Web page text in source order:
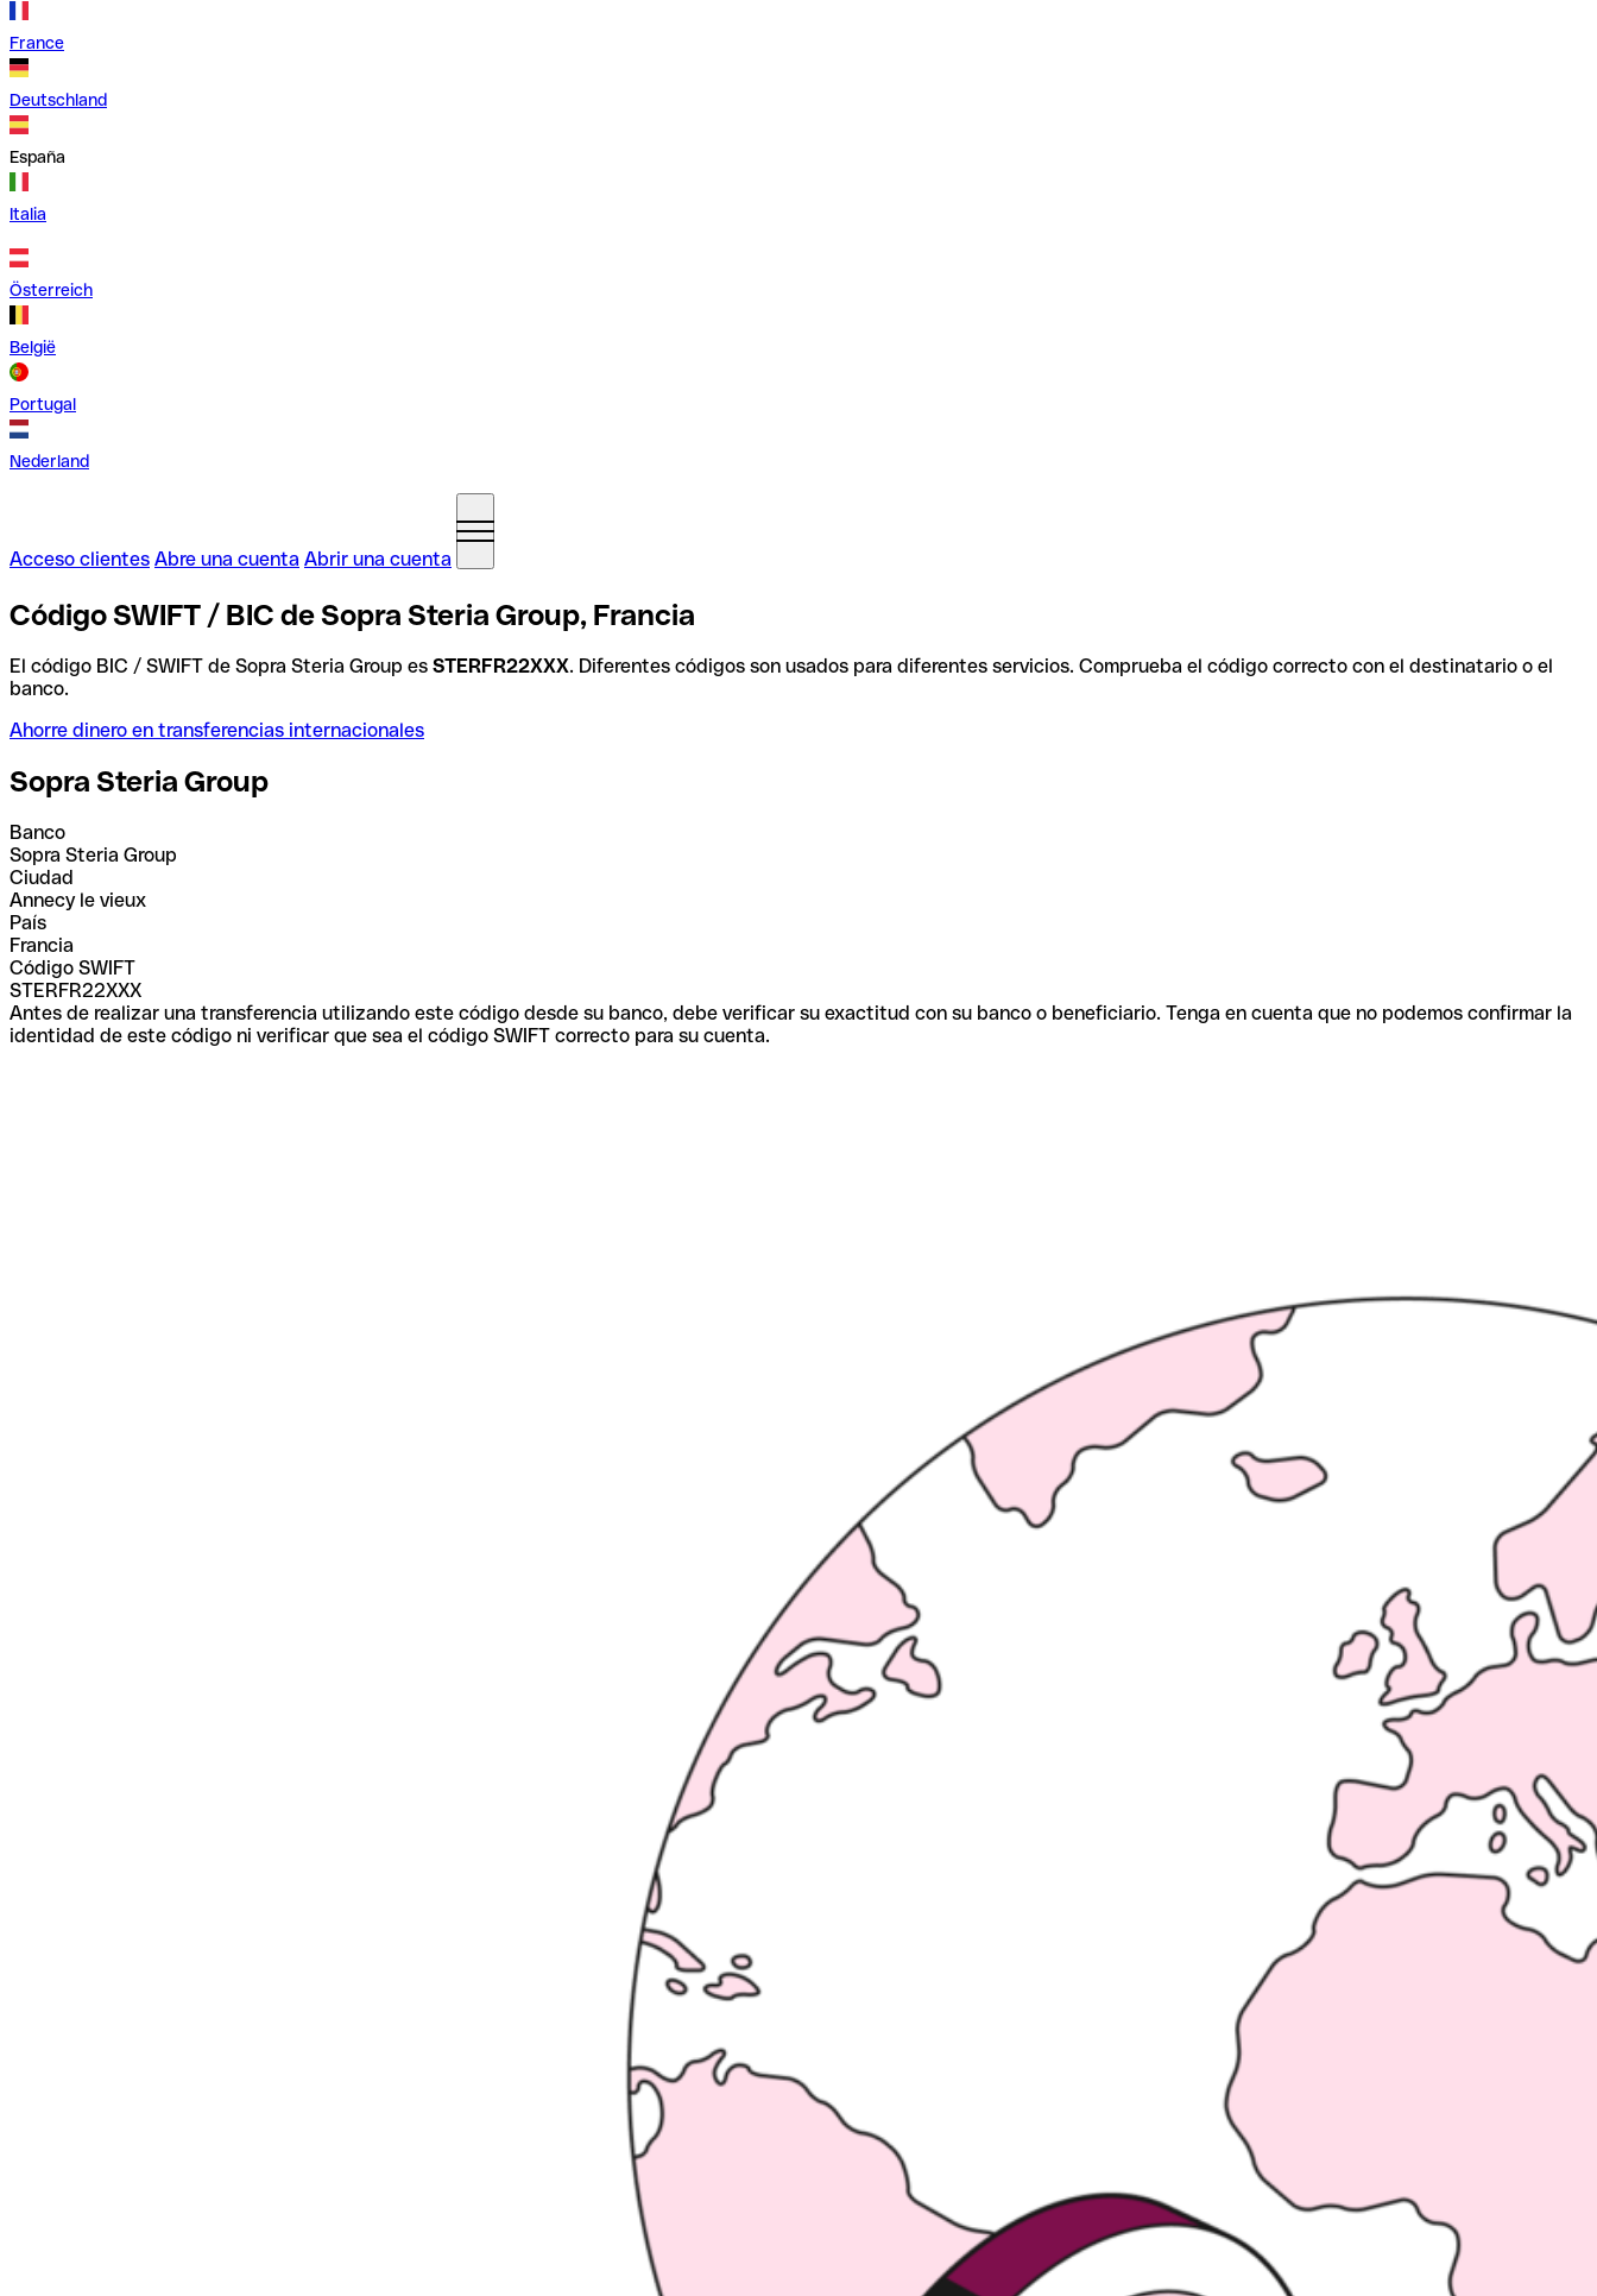
France
Deutschland
España
Italia
Österreich
België
Portugal
Nederland
Acceso clientes Abre una cuenta Abrir una cuenta
Código SWIFT / BIC de Sopra Steria Group, Francia
El código BIC / SWIFT de Sopra Steria Group es STERFR22XXX. Diferentes códigos son usados para diferentes servicios. Comprueba el código correcto con el destinatario o el
banco.
Ahorre dinero en transferencias internacionales
Sopra Steria Group
Banco
Sopra Steria Group
Ciudad
Annecy le vieux
País
Francia
Código SWIFT
STERFR22XXX
Antes de realizar una transferencia utilizando este código desde su banco, debe verificar su exactitud con su banco o beneficiario. Tenga en cuenta que no podemos confirmar la
identidad de este código ni verificar que sea el código SWIFT correcto para su cuenta.